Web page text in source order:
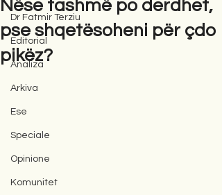
Dr Fatmir Terziu
Editorial
Analiza
Arkiva
Ese
Speciale
Opinione
Komunitet
Nëse tashmë po derdhet,
pse shqetësoheni për çdo
pikëz?